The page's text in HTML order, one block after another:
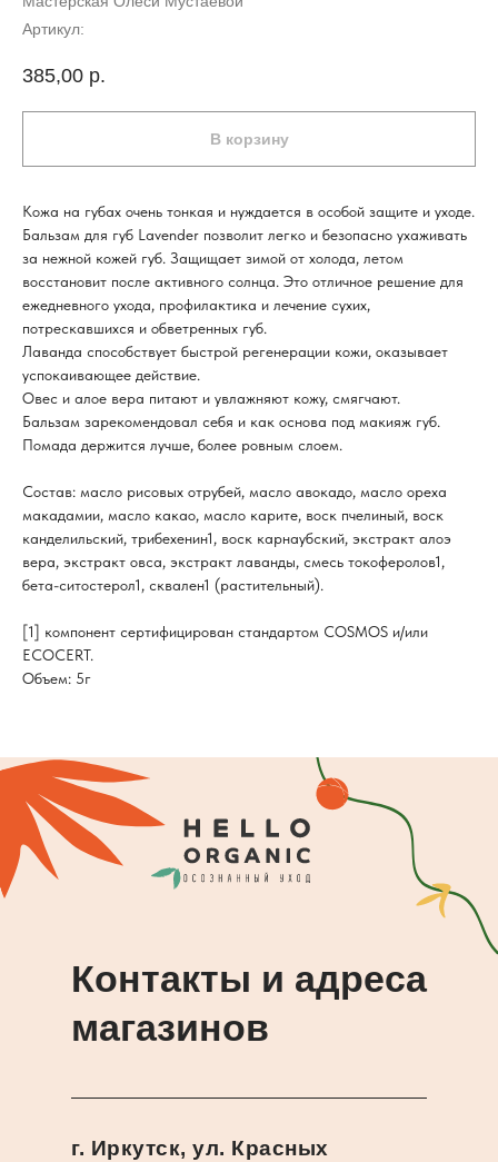
Артикул:
385,00 р.
В корзину
Кожа на губах очень тонкая и нуждается в особой защите и уходе.
Бальзам для губ Lavender позволит легко и безопасно ухаживать
за нежной кожей губ. Защищает зимой от холода, летом
восстановит после активного солнца. Это отличное решение для
ежедневного ухода, профилактика и лечение сухих,
потрескавшихся и обветренных губ.
Лаванда способствует быстрой регенерации кожи, оказывает
успокаивающее действие.
Овес и алое вера питают и увлажняют кожу, смягчают.
Бальзам зарекомендовал себя и как основа под макияж губ.
Помада держится лучше, более ровным слоем.
Состав: масло рисовых отрубей, масло авокадо, масло ореха
макадамии, масло какао, масло карите, воск пчелиный, воск
канделильский, трибехенин1, воск карнаубский, экстракт алоэ
вера, экстракт овса, экстракт лаванды, смесь токоферолов1,
бета-ситостерол1, сквален1 (растительный).
[1] компонент сертифицирован стандартом COSMOS и/или
ECOCERT.
Объем: 5г
Контакты и адреса
магазинов
г. Иркутск, ул. Красных